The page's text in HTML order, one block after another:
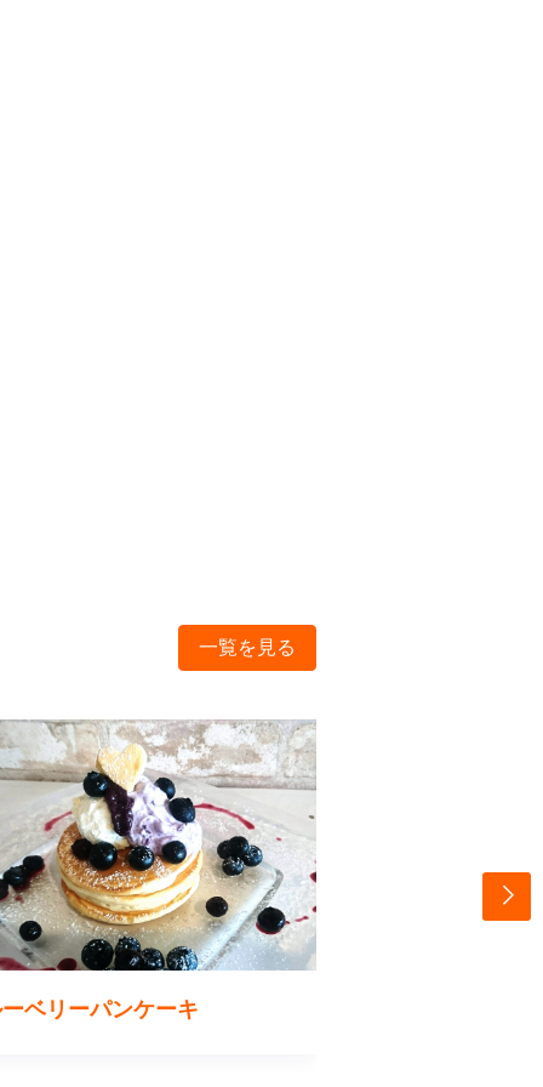
一覧を見る
ベリーパンケーキ